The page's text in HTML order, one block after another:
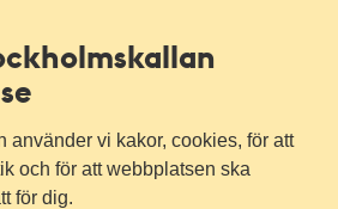
använder vi kakor, cookies, för att
och för att webbplatsen ska
för dig.